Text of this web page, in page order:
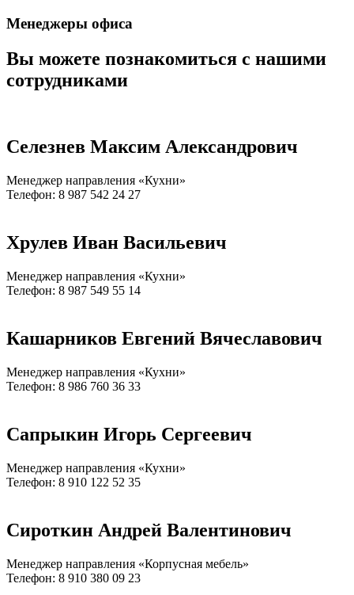
Менеджеры офиса
Вы можете познакомиться с нашими
сотрудниками
Селезнев Максим Александрович
Менеджер направления «Кухни»
Телефон: 8 987 542 24 27
Хрулев Иван Васильевич
Менеджер направления «Кухни»
Телефон: 8 987 549 55 14
Кашарников Евгений Вячеславович
Менеджер направления «Кухни»
Телефон: 8 986 760 36 33
Сапрыкин Игорь Сергеевич
Менеджер направления «Кухни»
Телефон: 8 910 122 52 35
Сироткин Андрей Валентинович
Менеджер направления «Корпусная мебель»
Телефон: 8 910 380 09 23